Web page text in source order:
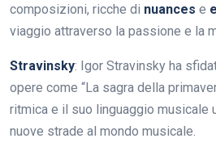
composizioni, ricche di nuances e
viaggio attraverso la passione e la
Stravinsky: Igor Stravinsky ha
opere come “La sagra della
ritmica e il suo linguaggio musicale
nuove strade al mondo musicale.